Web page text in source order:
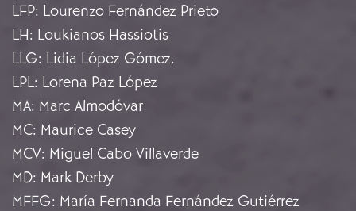
LFP: Lourenzo Fernández Prieto
LH: Loukianos Hassiotis
LLG: Lidia López Gómez.
LPL: Lorena Paz López
MA: Marc Almodóvar
MC: Maurice Casey
MCV: Miguel Cabo Villaverde
MD: Mark Derby
MFFG: María Fernanda Fernández Gutiérrez